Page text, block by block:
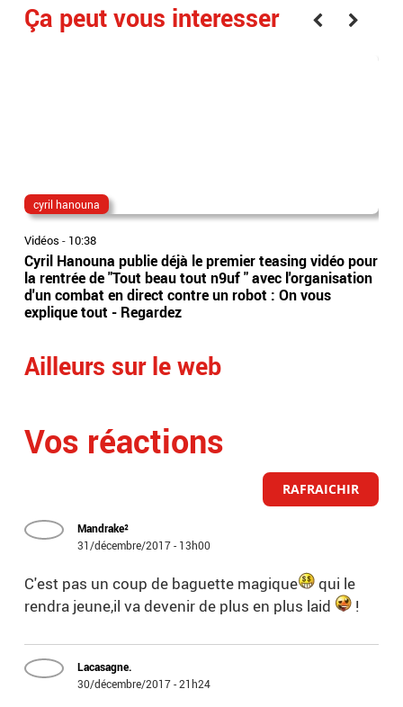
Ça peut vous interesser
cyril hanouna
Vidéos - 10:38
Cyril Hanouna publie déjà le premier teasing vidéo pour
la rentrée de "Tout beau tout n9uf " avec l'organisation
d'un combat en direct contre un robot : On vous
explique tout - Regardez
Ailleurs sur le web
Vos réactions
RAFRAICHIR
Mandrake²
31/décembre/2017 - 13h00
C'est pas un coup de baguette magique
qui le
rendra jeune,il va devenir de plus en plus laid
!
Lacasagne.
30/décembre/2017 - 21h24